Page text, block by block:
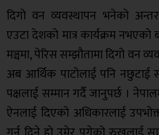
दिगो वन व्यवस्थापन भनेको
एउटा देशको मात्र कार्यक्रम नभएको
मञ्चमा, पेरिस सम्झौतामा दिगो वन
अब आर्थिक पाटोलाई पनि नछुटाई
पक्षलाई सम्मान गर्दै जानुपर्छ ।
ऐनलाई दिएको अधिकारलाई